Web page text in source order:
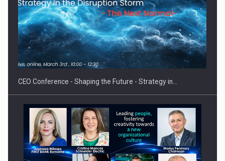
Proteinmaxxing and the Future of Protein Demand
CEO Conference - Shaping the Future - Strategy in…